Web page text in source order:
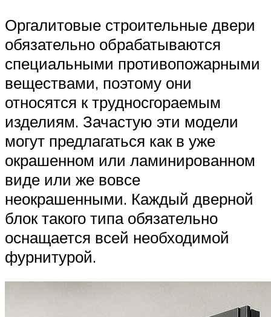
Оргалитовые строительные двери
обязательно обрабатываются
специальными противопожарными
веществами, поэтому они
относятся к трудносгораемым
изделиям. Зачастую эти модели
могут предлагаться как в уже
окрашенном или ламинированном
виде или же вовсе
неокрашенными. Каждый дверной
блок такого типа обязательно
оснащается всей необходимой
фурнитурой.